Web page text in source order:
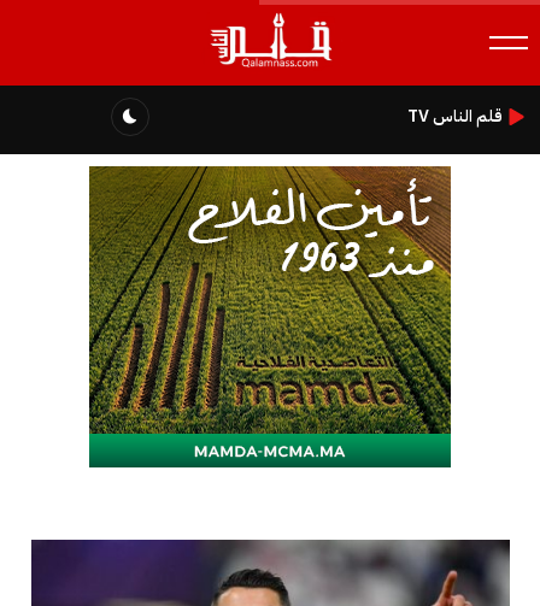
قلم الناس TV